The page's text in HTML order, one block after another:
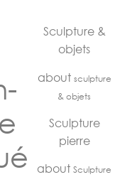
Sculpture &
objets
about sculpture
& objets
Sculpture
pierre
about Sculpture